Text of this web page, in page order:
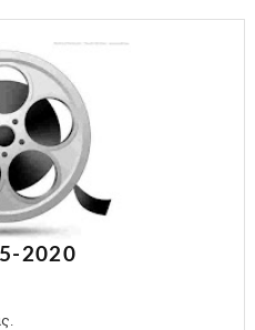
2020